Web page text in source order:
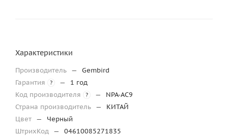
Характеристики
Производитель —
Gembird
Гарантия
? —
1 год
Код производителя
? —
NPA-AC9
Страна производитель —
КИТАЙ
Цвет —
Черный
ШтрихКод — 04610085271835